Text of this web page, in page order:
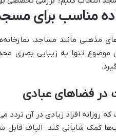
مناسب برای
مذهبی مانند مساجد،
موضوع تنها به زیبایی بصری
فضاهای عبادی
افراد زیادی در آن تردد
کمک شایانی کند. الیاف